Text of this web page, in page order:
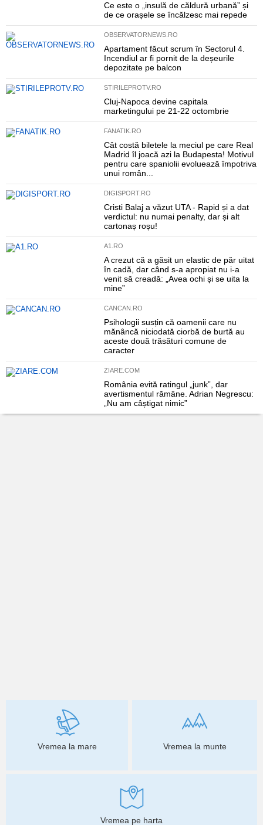
Ce este o „insulă de căldură urbană” și
de ce orașele se încălzesc mai repede
OBSERVATORNEWS.RO
Apartament făcut scrum în Sectorul 4.
Incendiul ar fi pornit de la deșeurile
depozitate pe balcon
STIRILEPROTV.RO
Cluj-Napoca devine capitala
marketingului pe 21-22 octombrie
FANATIK.RO
Cât costă biletele la meciul pe care Real
Madrid îl joacă azi la Budapesta! Motivul
pentru care spaniolii evoluează împotriva
unui român...
DIGISPORT.RO
Cristi Balaj a văzut UTA - Rapid și a dat
verdictul: nu numai penalty, dar și alt
cartonaș roșu!
A1.RO
A crezut că a găsit un elastic de păr uitat
în cadă, dar când s-a apropiat nu i-a
venit să creadă: „Avea ochi și se uita la
mine”
CANCAN.RO
Psihologii susțin că oamenii care nu
mănâncă niciodată ciorbă de burtă au
aceste două trăsături comune de
caracter
ZIARE.COM
România evită ratingul „junk”, dar
avertismentul rămâne. Adrian Negrescu:
„Nu am câștigat nimic”
Vremea la mare Vremea la munte
Vremea pe harta